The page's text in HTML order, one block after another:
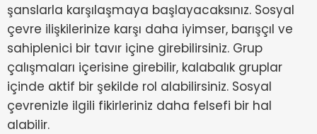
şanslarla karşılaşmaya başlayacaksınız. Sosyal
çevre ilişkilerinize karşı daha iyimser, barışçıl ve
sahiplenici bir tavır içine girebilirsiniz. Grup
çalışmaları içerisine girebilir, kalabalık gruplar
içinde aktif bir şekilde rol alabilirsiniz. Sosyal
çevrenizle ilgili fikirleriniz daha felsefi bir hal
alabilir.